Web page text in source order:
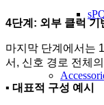
4단계: 외부 클럭 기
마지막 단계에서는
서, 신호 경로 전체
▪ 대표적 구성 예시